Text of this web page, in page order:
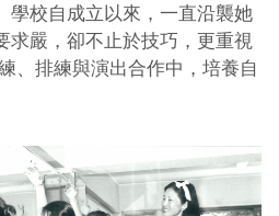
學校自成立以來，一直沿襲她
求嚴，卻不止於技巧，更重視
、排練與演出合作中，培養自